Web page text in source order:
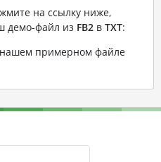
на ссылку ниже,
демо-файл из FB2в TXT:
нашем примерном файле